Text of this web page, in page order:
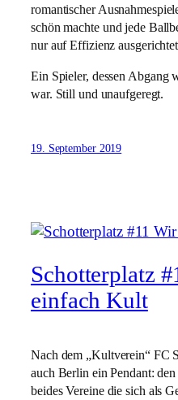
romantischer
schön machte und jede
nur auf Effizienz
Ein Spieler, dessen Abgang
war. Still und unaufgeregt.
19. September 2019
Schotterplatz
einfach Kult
Nach dem „Kultverein“ FC
auch Berlin ein Pendant:
beides Vereine die sich als